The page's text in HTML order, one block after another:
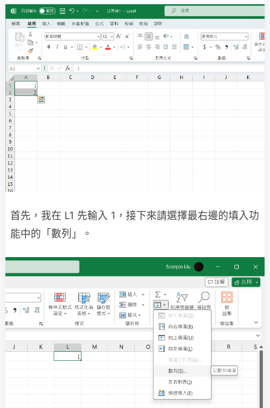
首先，我在 L1 先輸入 1，接下來請選擇最右邊的填入功
能中的「數列」。